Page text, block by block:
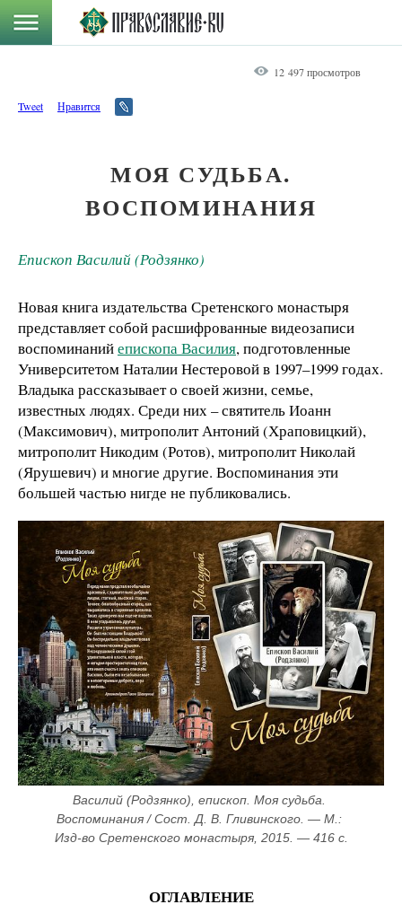
12 497 просмотров
Tweet Нравится
МОЯ СУДЬБА.
ВОСПОМИНАНИЯ
Епископ Василий (Родзянко)
Новая книга издательства Сретенского монастыря
представляет собой расшифрованные видеозаписи
воспоминанийепископа Василия, подготовленные
Университетом Наталии Нестеровой в 1997–1999 годах.
Владыка рассказывает о своей жизни, семье,
известных людях. Среди них – святитель Иоанн
(Максимович), митрополит Антоний (Храповицкий),
митрополит Никодим (Ротов), митрополит Николай
(Ярушевич) и многие другие. Воспоминания эти
большей частью нигде не публиковались.
Василий (Родзянко), епископ. Моя судьба.
Воспоминания / Сост. Д. В. Гливинского. — М.:
Изд-во Сретенского монастыря, 2015. — 416 с.
ОГЛАВЛЕНИЕ